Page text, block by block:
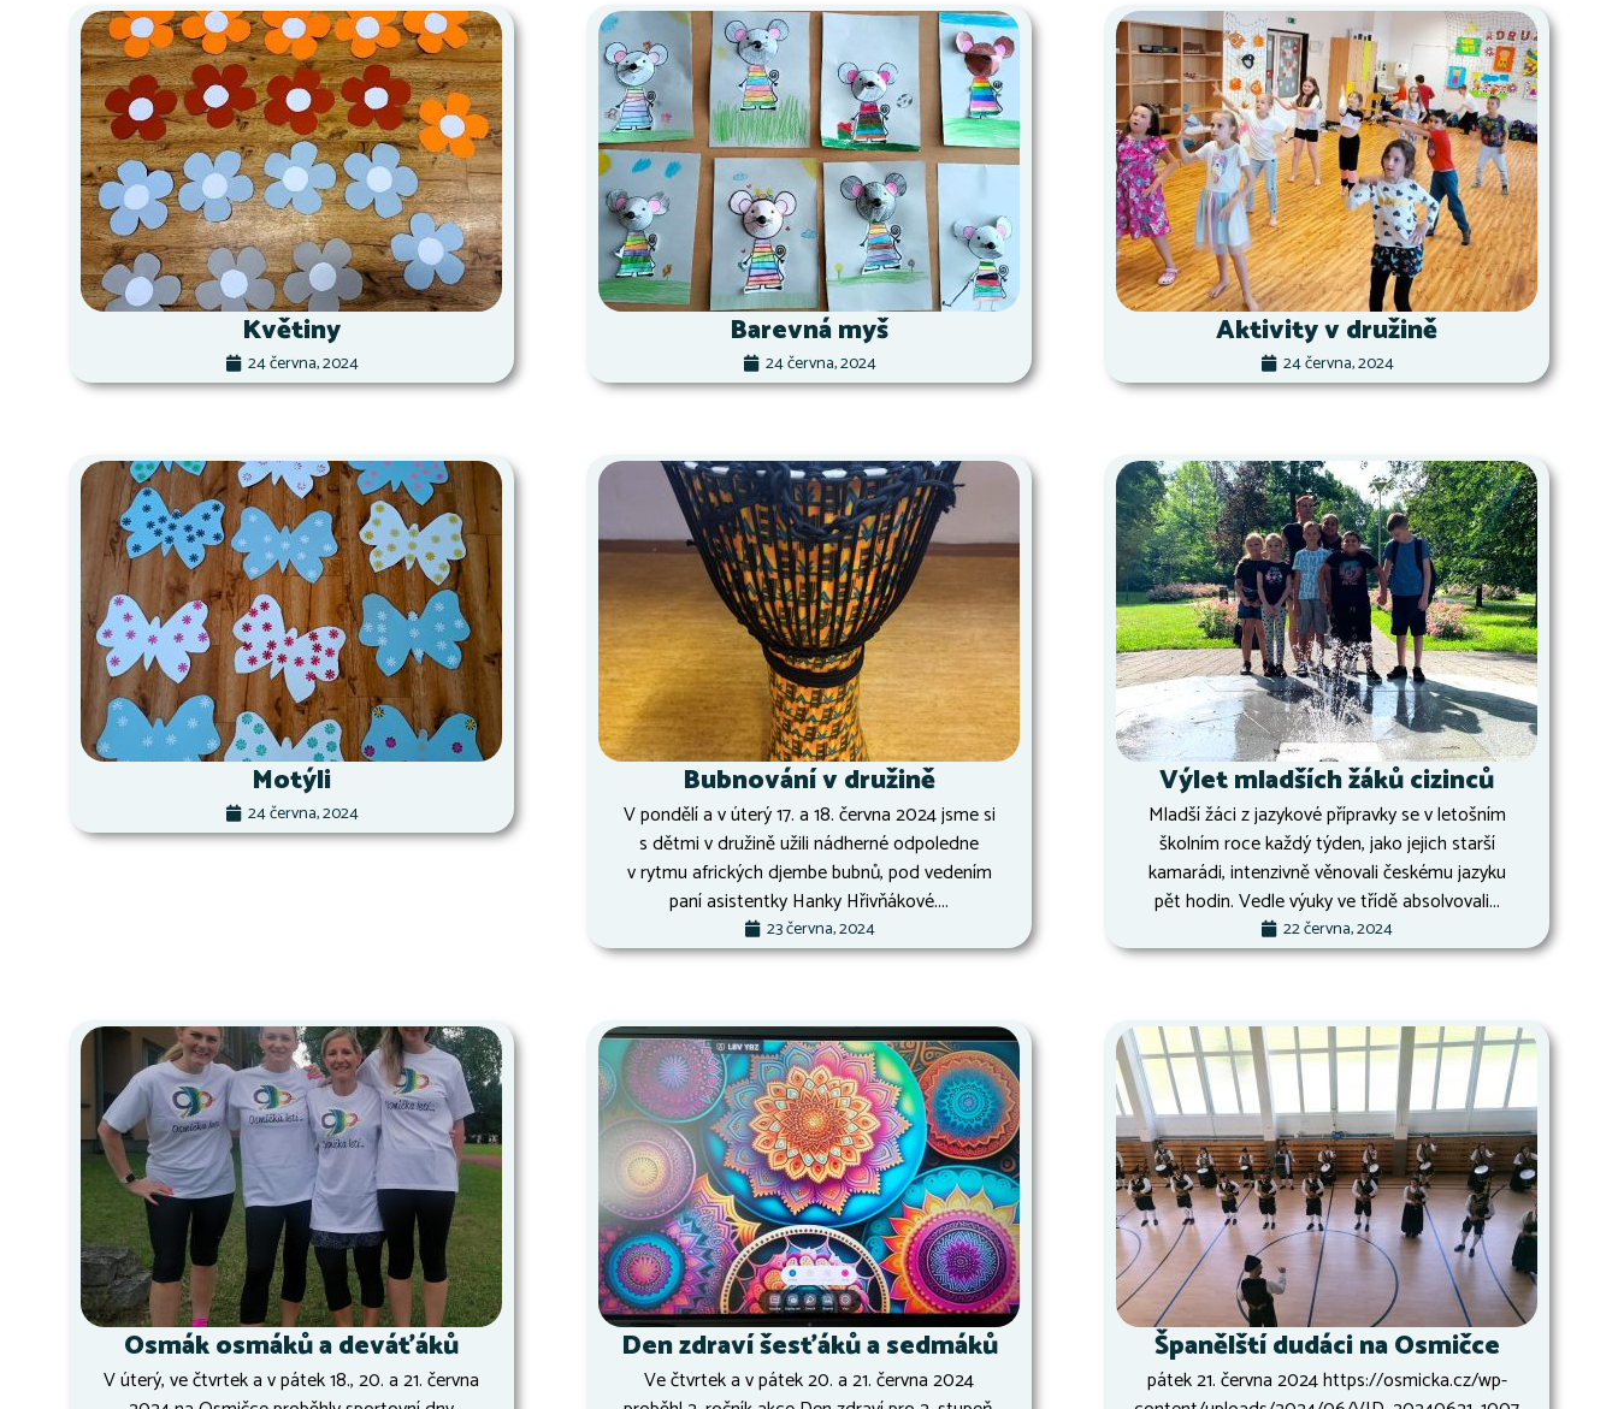
Květiny
24 června, 2024
Barevná myš
24 června, 2024
Aktivity v družině
24 června, 2024
Motýli
24 června, 2024
Bubnování v družině
V pondělí a v úterý 17. a 18. června 2024 jsme si
s dětmi v družině užili nádherné odpoledne
v rytmu afrických djembe bubnů, pod vedením
paní asistentky Hanky Hřivňákové....
23 června, 2024
Výlet mladších žáků cizinců
Mladší žáci z jazykové přípravky se v letošním
školním roce každý týden, jako jejich starší
kamarádi, intenzivně věnovali českému jazyku
pět hodin. Vedle výuky ve třídě absolvovali...
22 června, 2024
Osmák osmáků a deváťáků
V úterý, ve čtvrtek a v pátek 18., 20. a 21. června
Den zdraví šesťáků a sedmáků
Ve čtvrtek a v pátek 20. a 21. června 2024
Španělští dudáci na Osmičce
pátek 21. června 2024 https://osmicka.cz/wp-